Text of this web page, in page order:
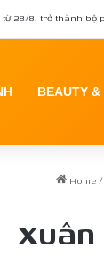
28/8, trở thành
BEAUTY &
Home/